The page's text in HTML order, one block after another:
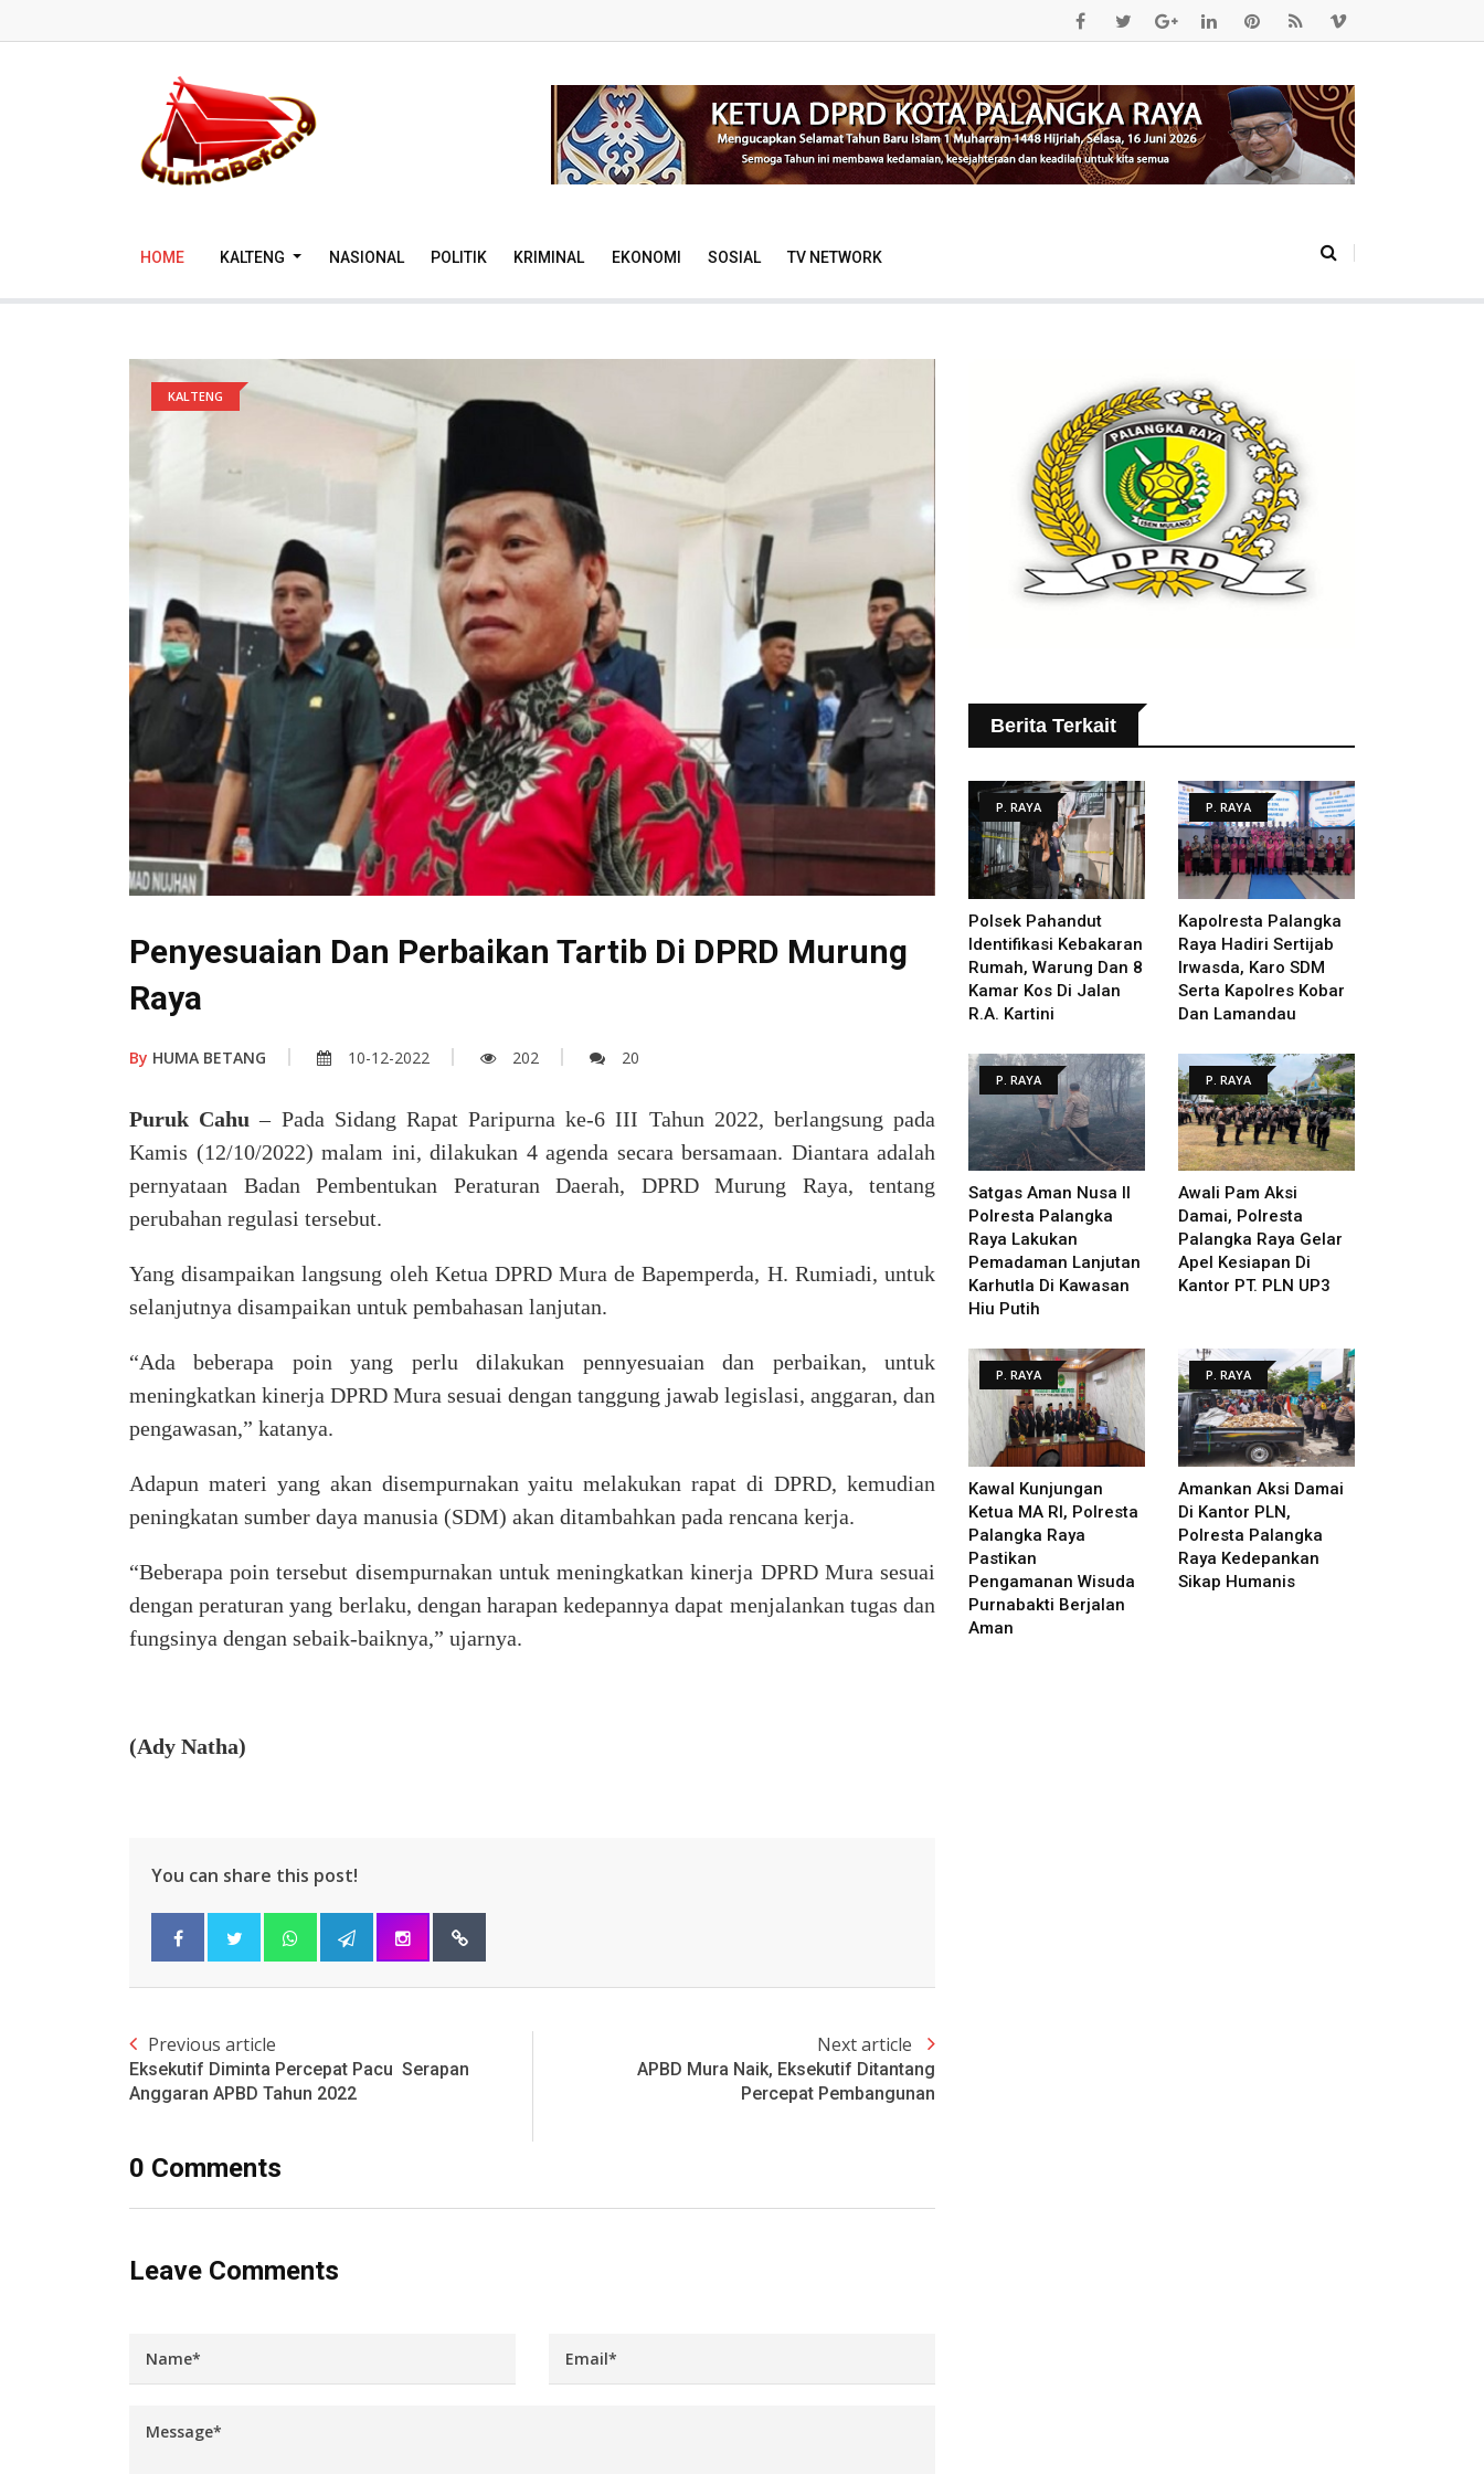
HOME KALTENG NASIONAL POLITIK KRIMINAL EKONOMI SOSIAL TV NETWORK
KALTENG
Penyesuaian Dan Perbaikan Tartib Di DPRD Murung
Raya
By HUMA BETANG 10-12-2022 202 20
Puruk Cahu– Pada Sidang Rapat Paripurna ke-6 III Tahun 2022, berlangsung pada
Kamis (12/10/2022) malam ini, dilakukan 4 agenda secara bersamaan. Diantara adalah
pernyataan Badan Pembentukan Peraturan Daerah, DPRD Murung Raya, tentang
perubahan regulasi tersebut.
Yang disampaikan langsung oleh Ketua DPRD Mura de Bapemperda, H. Rumiadi, untuk
selanjutnya disampaikan untuk pembahasan lanjutan.
“Ada beberapa poin yang perlu dilakukan pennyesuaian dan perbaikan, untuk
meningkatkan kinerja DPRD Mura sesuai dengan tanggung jawab legislasi, anggaran, dan
pengawasan,” katanya.
Adapun materi yang akan disempurnakan yaitu melakukan rapat di DPRD, kemudian
peningkatan sumber daya manusia (SDM) akan ditambahkan pada rencana kerja.
“Beberapa poin tersebut disempurnakan untuk meningkatkan kinerja DPRD Mura sesuai
dengan peraturan yang berlaku, dengan harapan kedepannya dapat menjalankan tugas dan
fungsinya dengan sebaik-baiknya,” ujarnya.
(Ady Natha)
You can share this post!
Previous article
Eksekutif Diminta Percepat Pacu Serapan
Anggaran APBD Tahun 2022
Next article
APBD Mura Naik, Eksekutif Ditantang
Percepat Pembangunan
0 Comments
Leave Comments
Berita Terkait
P. RAYA
Polsek Pahandut
Identifikasi Kebakaran
Rumah, Warung Dan 8
Kamar Kos Di Jalan
R.A. Kartini
P. RAYA
Kapolresta Palangka
Raya Hadiri Sertijab
Irwasda, Karo SDM
Serta Kapolres Kobar
Dan Lamandau
P. RAYA
Satgas Aman Nusa II
Polresta Palangka
Raya Lakukan
Pemadaman Lanjutan
Karhutla Di Kawasan
Hiu Putih
P. RAYA
Awali Pam Aksi
Damai, Polresta
Palangka Raya Gelar
Apel Kesiapan Di
Kantor PT. PLN UP3
P. RAYA
Kawal Kunjungan
Ketua MA RI, Polresta
Palangka Raya
Pastikan
Pengamanan Wisuda
Purnabakti Berjalan
Aman
P. RAYA
Amankan Aksi Damai
Di Kantor PLN,
Polresta Palangka
Raya Kedepankan
Sikap Humanis